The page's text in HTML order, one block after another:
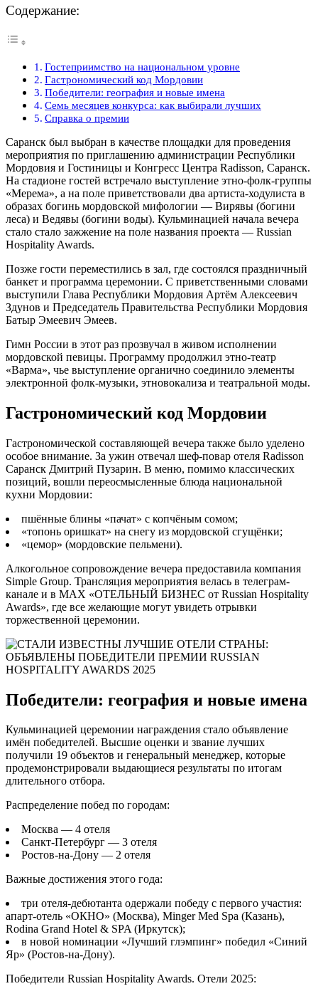
Содержание:
Гостеприимство на национальном уровне
Гастрономический код Мордовии
Победители: география и новые имена
Семь месяцев конкурса: как выбирали лучших
Справка о премии
Саранск был выбран в качестве площадки для проведения
мероприятия по приглашению администрации Республики
Мордовия и Гостиницы и Конгресс Центра Radisson, Саранск.
На стадионе гостей встречало выступление этно-фолк-группы
«Мерема», а на поле приветствовали два артиста-ходулиста в
образах богинь мордовской мифологии — Вирявы (богини
леса) и Ведявы (богини воды). Кульминацией начала вечера
стало стало зажжение на поле названия проекта — Russian
Hospitality Awards.
Позже гости переместились в зал, где состоялся праздничный
банкет и программа церемонии. С приветственными словами
выступили Глава Республики Мордовия Артём Алексеевич
Здунов и Председатель Правительства Республики Мордовия
Батыр Эмеевич Эмеев.
Гимн России в этот раз прозвучал в живом исполнении
мордовской певицы. Программу продолжил этно-театр
«Варма», чье выступление органично соединило элементы
электронной фолк-музыки, этновокализа и театральной моды.
Гастрономический код Мордовии
Гастрономической составляющей вечера также было уделено
особое внимание. За ужин отвечал шеф-повар отеля Radisson
Саранск Дмитрий Пузарин. В меню, помимо классических
позиций, вошли переосмысленные блюда национальной
кухни Мордовии:
пшённые блины «пачат» с копчёным сомом;
«топонь оришкат» на снегу из мордовской сгущёнки;
«цемор» (мордовские пельмени).
Алкогольное сопровождение вечера предоставила компания
Simple Group. Трансляция мероприятия велась в телеграм-
канале и в MAX «ОТЕЛЬНЫЙ БИЗНЕС от Russian Hospitality
Awards», где все желающие могут увидеть отрывки
торжественной церемонии.
Победители: география и новые имена
Кульминацией церемонии награждения стало объявление
имён победителей. Высшие оценки и звание лучших
получили 19 объектов и генеральный менеджер, которые
продемонстрировали выдающиеся результаты по итогам
длительного отбора.
Распределение побед по городам:
Москва — 4 отеля
Санкт-Петербург — 3 отеля
Ростов-на-Дону — 2 отеля
Важные достижения этого года:
три отеля-дебютанта одержали победу с первого участия:
апарт-отель «ОКНО» (Москва), Minger Med Spa (Казань),
Rodina Grand Hotel & SPA (Иркутск);
в новой номинации «Лучший глэмпинг» победил «Синий
Яр» (Ростов-на-Дону).
Победители Russian Hospitality Awards. Отели 2025: